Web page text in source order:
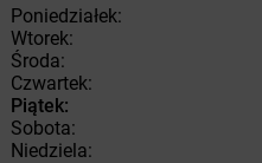
Poniedziałek:
Wtorek:
Środa:
Czwartek:
Piątek:
Sobota:
Niedziela: